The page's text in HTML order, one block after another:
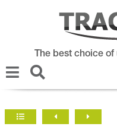
The best choice